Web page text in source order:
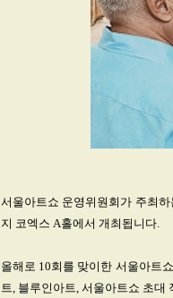
서울아트쇼 운영위원회가 주최
지 코엑스 A홀에서 개최됩니다.
올해로 10회를 맞이한 서울아트
트, 블루인아트, 서울아트쇼 초대